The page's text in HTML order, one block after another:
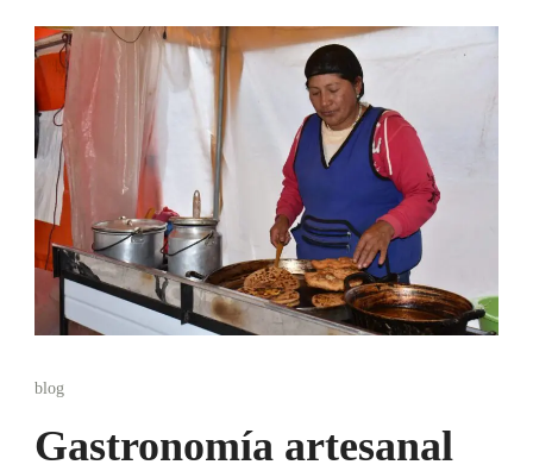
blog
Gastronomía artesanal